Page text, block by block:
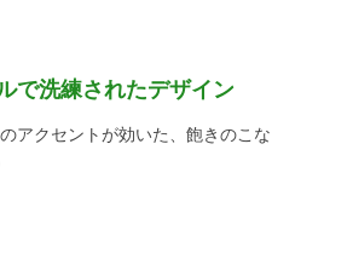
で洗練されたデザイン
アクセントが効いた、飽きのこな